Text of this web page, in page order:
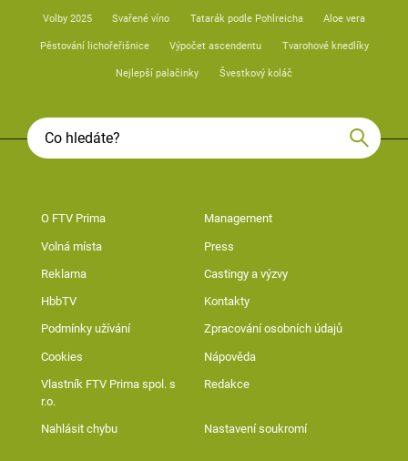
Volby 2025 Svařené víno Tatarák podle Pohlreicha Aloe vera
Pěstování lichořeřišnice Výpočet ascendentu Tvarohové knedlíky
Nejlepší palačinky Švestkový koláč
O FTV Prima Management
Volná místa Press
Reklama Castingy a výzvy
HbbTV Kontakty
Podmínky užívání Zpracování osobních údajů
Cookies Nápověda
Vlastník FTV Prima spol. s
r.o.
Redakce
Nahlásit chybu Nastavení soukromí